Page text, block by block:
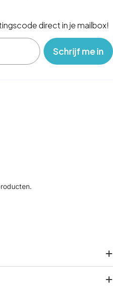
direct in je mailbox!
‎ ‎ ‎ Schrijf me in‎ ‎ ‎ ‎